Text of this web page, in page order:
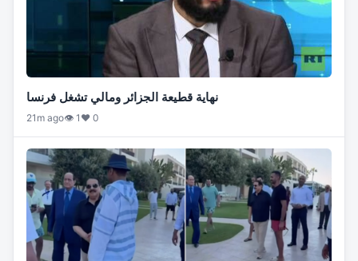
نهاية قطيعة الجزائر ومالي تشغل فرنسا
21m ago👁 1 ♥ 0